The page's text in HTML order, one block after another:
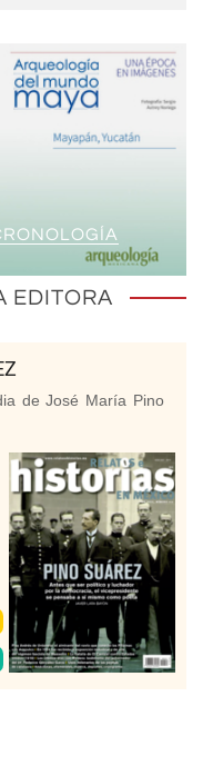
EDITORA
de José María Pino